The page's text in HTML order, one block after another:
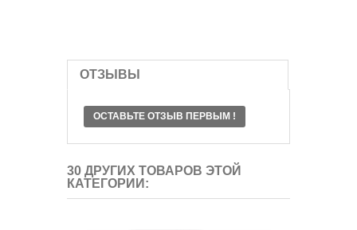
ОТЗЫВЫ
ОСТАВЬТЕ ОТЗЫВ ПЕРВЫМ !
30 ДРУГИХ ТОВАРОВ ЭТОЙ
КАТЕГОРИИ: